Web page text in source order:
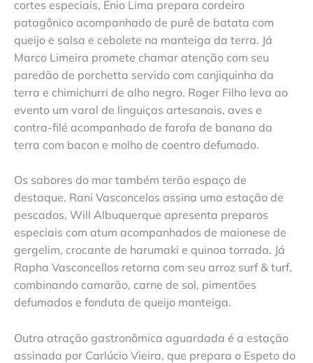
cortes especiais, Ênio Lima prepara cordeiro
patagônico acompanhado de purê de batata com
queijo e salsa e cebolete na manteiga da terra. Já
Marco Limeira promete chamar atenção com seu
paredão de porchetta servido com canjiquinha da
terra e chimichurri de alho negro. Roger Filho leva ao
evento um varal de linguiças artesanais, aves e
contra-filé acompanhado de farofa de banana da
terra com bacon e molho de coentro defumado.
Os sabores do mar também terão espaço de
destaque. Rani Vasconcelos assina uma estação de
pescados, Will Albuquerque apresenta preparos
especiais com atum acompanhados de maionese de
gergelim, crocante de harumaki e quinoa torrada. Já
Rapha Vasconcellos retorna com seu arroz surf & turf,
combinando camarão, carne de sol, pimentões
defumados e fonduta de queijo manteiga.
Outra atração gastronômica aguardada é a estação
assinada por Carlúcio Vieira, que prepara o Espeto do